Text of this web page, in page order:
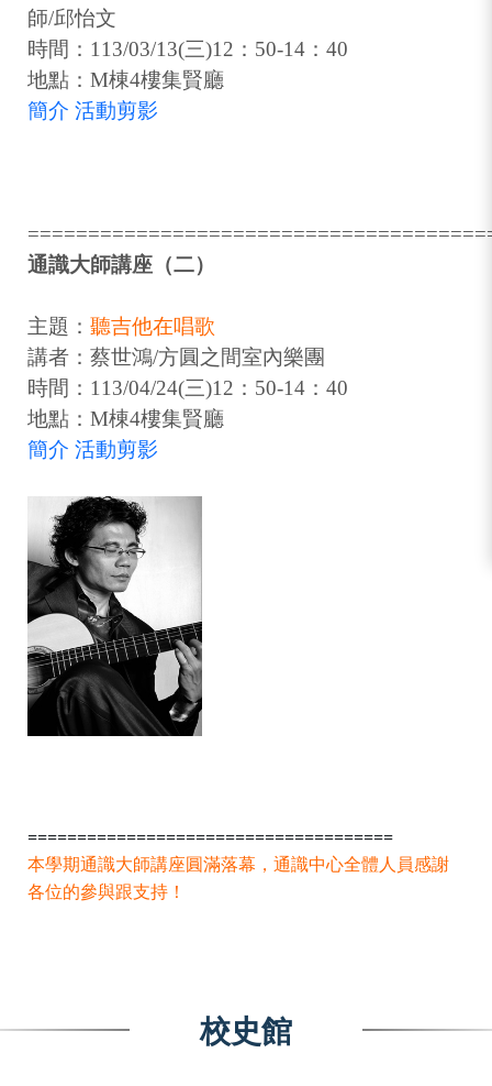
師/邱怡文
時間：113/03/13(三)12：50-14：40
地點：M棟4樓集賢廳
簡介 活動剪影
通識大師講座（二）
主題： 聽吉他在唱歌
講者：蔡世鴻/方圓之間室內樂團
時間：113/04/24(三)12：50-14：40
地點：M棟4樓集賢廳
簡介 活動剪影
=====================================
本學期通識大師講座圓滿落幕，通識中心全體人員感謝
各位的參與跟支持！
校史館